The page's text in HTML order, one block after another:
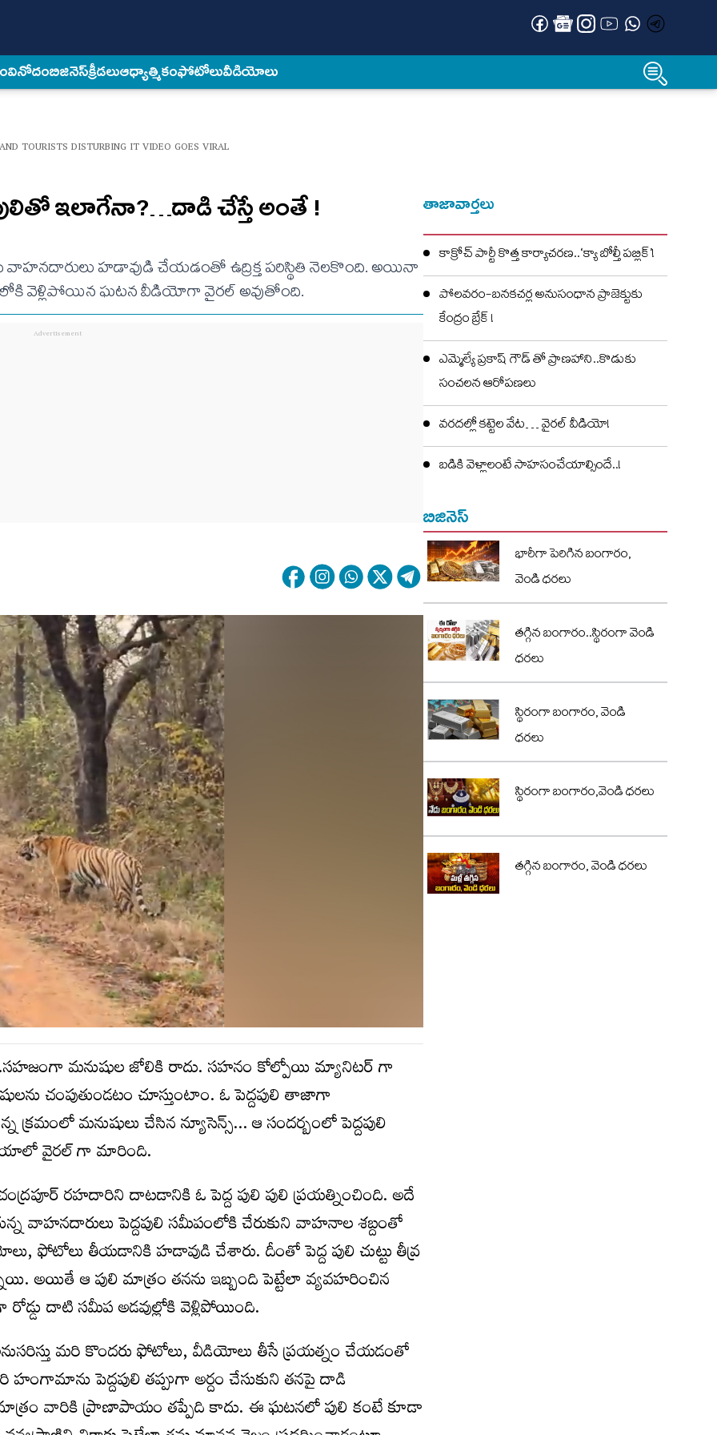
వినోదంబిజినెస్క్రీడలుఆధ్యాత్మికంఫోటోలువీడియోలు
TOURISTS DISTURBING IT VIDEO GOES VIRAL
ఇలాగేనా?…దాడి చేస్తే అంతే !
వాహనదారులు హడావుడి చేయడంతో ఉద్రిక్త పరిస్థితి నెలకొంది. అయినా
వెళ్లిపోయిన ఘటన వీడియోగా వైరల్ అవుతోంది.
మనుషుల జోలికి రాదు. సహనం కోల్పోయి మ్యానిటర్ గా
చంపుతుండటం చూస్తుంటాం. ఓ పెద్దపులి తాజాగా
క్రమంలో మనుషులు చేసిన న్యూసెన్స్… ఆ సందర్బంలో పెద్దపులి
వైరల్ గా మారింది.
రహదారిని దాటడానికి ఓ పెద్ద పులి పులి ప్రయత్నించింది. అదే
వాహనదారులు పెద్దపులి సమీపంలోకి చేరుకుని వాహనాల శబ్దంతో
ఫోటోలు తీయడానికి హడావుడి చేశారు. దీంతో పెద్ద పులి చుట్టు తీవ్ర
అయితే ఆ పులి మాత్రం తనను ఇబ్బంది పెట్టేలా వ్యవహరించిన
దాటి సమీప అడవుల్లోకి వెళ్లిపోయింది.
మరి కొందరు ఫోటోలు, వీడియోలు తీసే ప్రయత్నం చేయడంతో
పెద్దపులి తప్పుగా అర్దం చేసుకుని తనపై దాడి
మాత్రం వారికి ప్రాణాపాయం తప్పేది కాదు. ఈ ఘటనలో పులి కంటే కూడా
తాజావార్తలు
కాక్రోచ్ పార్టీ కొత్త కార్యాచరణ..‘క్యా బోల్తీ పబ్లిక్’!
పోలవరం-బనకచర్ల అనుసంధాన ప్రాజెక్టుకు
కేంద్రం బ్రేక్ !
ఎమ్మెల్యే ప్రకాష్ గౌడ్ తో ప్రాణహాని..కొడుకు
సంచలన ఆరోపణలు
వరదల్లో కట్టెల వేట… వైరల్ వీడియో!
బడికి వెళ్లాలంటే సాహసంచేయాల్సిందే..!
బిజినెస్
భారీగా పెరిగిన బంగారం,
వెండి ధరలు
తగ్గిన బంగారం..స్థిరంగా వెండి
ధరలు
స్థిరంగా బంగారం, వెండి
ధరలు
స్థిరంగా బంగారం,వెండి ధరలు
తగ్గిన బంగారం, వెండి ధరలు